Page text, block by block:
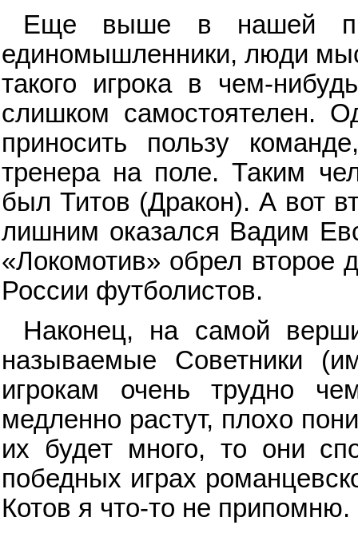
Еще выше в нашей
единомышленники, люди
такого игрока в чем-
слишком самостоятелен.
приносить пользу
тренера на поле. Таким
был Титов (Дракон). А вот
лишним оказался Вадим
«Локомотив» обрел второе
России футболистов.
Наконец, на самой
называемые Советники
игрокам очень трудно
медленно растут, плохо
их будет много, то они
победных играх
Котов я что-то не припомню.